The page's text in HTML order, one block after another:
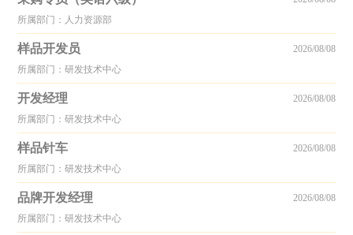
所属部门：人力资源部
样品开发员
所属部门：研发技术中心
2026/08/08
开发经理
所属部门：研发技术中心
2026/08/08
样品针车
所属部门：研发技术中心
2026/08/08
品牌开发经理
所属部门：研发技术中心
2026/08/08